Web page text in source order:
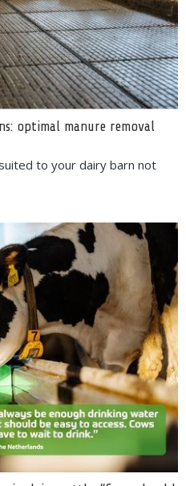
optimal manure removal
to your dairy barn not